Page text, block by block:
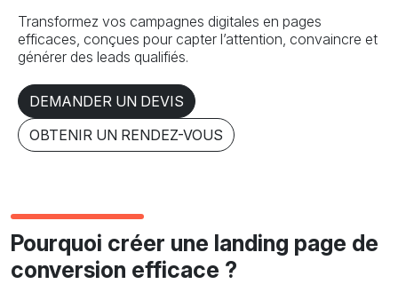
Transformez vos campagnes digitales en pages
efficaces, conçues pour capter l’attention, convaincre et
générer des leads qualifiés.
DEMANDER UN DEVIS
OBTENIR UN RENDEZ-VOUS
Pourquoi créer une landing page de
conversion efficace ?